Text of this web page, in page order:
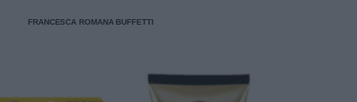
FRANCESCA ROMANA BUFFETTI